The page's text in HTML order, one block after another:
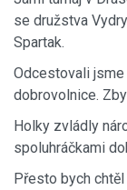
se družstva
Spartak.
Odcestovali jsme
dobrovolnice.
Holky zvládly
spoluhráčkami
Přesto bych